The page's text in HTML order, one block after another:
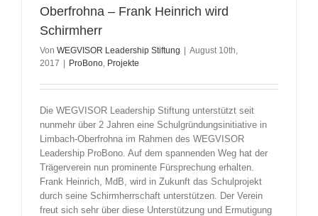
Oberfrohna – Frank Heinrich wird
Schirmherr
Von WEGVISOR Leadership Stiftung
August 10th,
2017
ProBono, Projekte
Die WEGVISOR Leadership Stiftung unterstützt seit
nunmehr über 2 Jahren eine Schulgründungsinitiative in
Limbach-Oberfrohna im Rahmen des WEGVISOR
Leadership ProBono. Auf dem spannenden Weg hat der
Trägerverein nun prominente Fürsprechung erhalten.
Frank Heinrich, MdB, wird in Zukunft das Schulprojekt
durch seine Schirmherrschaft unterstützen. Der Verein
freut sich sehr über diese Unterstützung und Ermutigung